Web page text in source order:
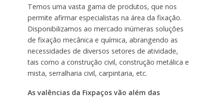
Temos uma vasta gama de produtos, que nos
permite afirmar especialistas na área da fixação.
Disponibilizamos ao mercado inúmeras soluções
de fixação mecânica e química, abrangendo as
necessidades de diversos setores de atividade,
tais como a construção civil, construção metálica e
mista, serralharia civil, carpintaria, etc.
As valências da Fixpaços vão além das